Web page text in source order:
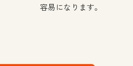
容易になります。